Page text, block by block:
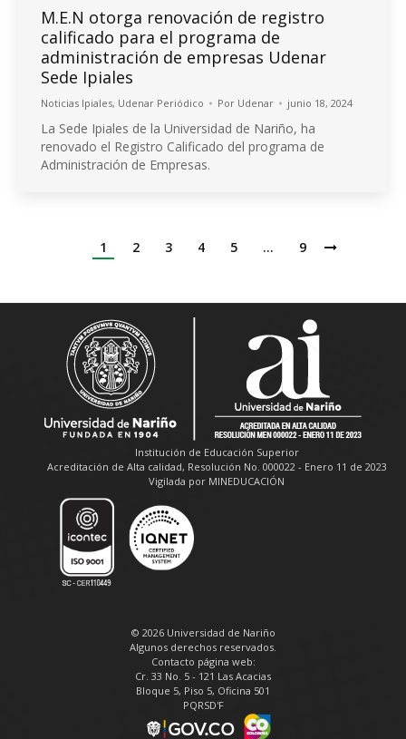
M.E.N otorga renovación de registro
calificado para el programa de
administración de empresas Udenar
Sede Ipiales
Noticias Ipiales, Udenar Periódico Por Udenar junio 18, 2024
La Sede Ipiales de la Universidad de Nariño, ha
renovado el Registro Calificado del programa de
Administración de Empresas.
1 2 3 4 5 … 9
Institución de Educación Superior
Acreditación de Alta calidad, Resolución No. 000022 - Enero 11 de 2023
Vigilada por MINEDUCACIÓN
© 2026 Universidad de Nariño
Algunos derechos reservados.
Contacto página web:
Cr. 33 No. 5 - 121 Las Acacias
Bloque 5, Piso 5, Oficina 501
PQRSD'F